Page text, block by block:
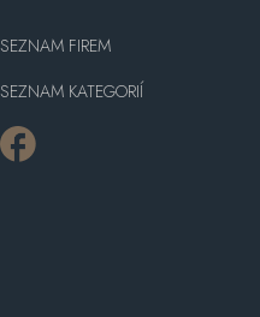
SEZNAM FIREM
SEZNAM KATEGORIÍ